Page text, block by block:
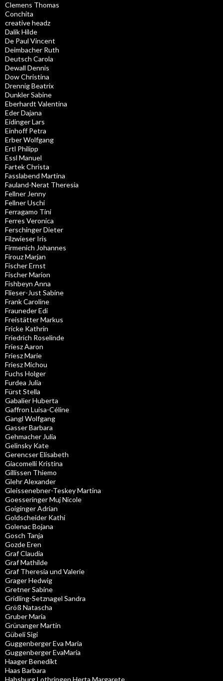
Clemens Thomas
Conchita
creative headz
Dalik Hilde
De Paul Vincent
Deimbacher Ruth
Deutsch Carola
Dewall Dennis
Dow Christina
Drennig Beatrix
Dunkler Sabine
Eberhardt Valentina
Eder Dajana
Eidinger Lars
Einhoff Petra
Erber Wolfgang
Ertl Philipp
Essl Manuel
Fartek Christa
Fasslabend Martina
Fauland-Nerat Theresia
Fellner Jenny
Fellner Uschi
Ferragamo Tini
Ferres Veronica
Ferschinger Dieter
Filzwieser Iris
Firmenich Johannes
Firouz Marjan
Fischer Ernst
Fischer Marion
Fishbeyn Anna
Flieser-Just Sabine
Frank Caroline
Frauneder Edi
Freistätter Markus
Fricke Kathrin
Friedrich Roselinde
Friesz Aaron
Friesz Marie
Friesz Michou
Fuchs Holger
Furdea Julia
Fürst Stella
Gabalier Huberta
Gaffron Luisa-Céline
Gangl Wolfgang
Gasser Barbara
Gehmacher Julia
Gelinsky Kate
Gerencser Elisabeth
Giacomelli Kristina
Gillissen Thiemo
Glehr Alexander
Gleissenebner-Teskey Martina
Goesseringer Muj Nicole
Goiginger Adrian
Goldscheider Kathi
Golenac Bojana
Gosch Tanja
Gozde Eren
Graf Claudia
Graf Mathilde
Graf Theresia und Valerie
Grager Hedwig
Gretner Sabine
Gridling-Setznagel Sandra
Größ Natascha
Gruber Maria
Grünanger Martin
Gübeli Sigi
Guggenberger Eva Maria
Guggenberger EvaMaria
Haager Benedikt
Haas Barbara